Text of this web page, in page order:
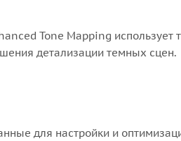
Tone Mapping
детализации темных сцен.
для настройки и